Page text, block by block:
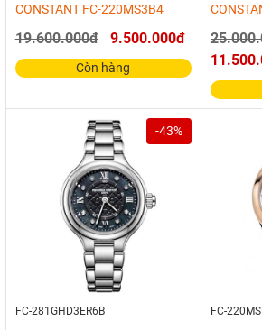
CONSTANT FC-220MS3B4
19.600.000đ 9.500.000đ
Còn hàng
-43%
FC-281GHD3ER6B FC-